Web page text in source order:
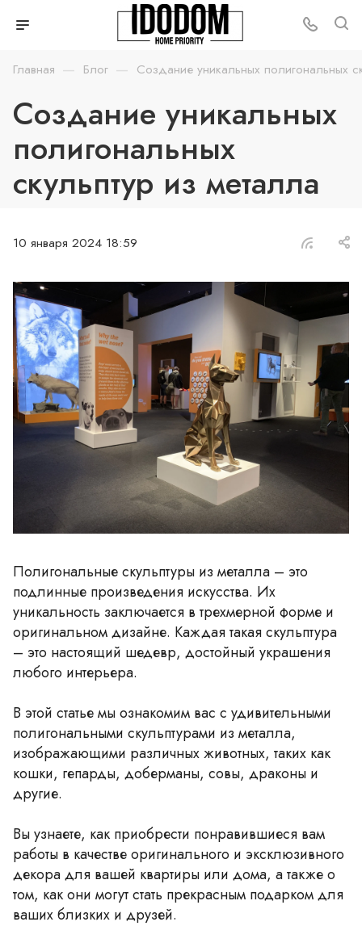
Главная — Блог — Создание уникальных полигональных
Создание уникальных
полигональных
скульптур из металла
10 января 2024 18:59
Полигональные скульптуры из металла – это
подлинные произведения искусства. Их
уникальность заключается в трехмерной форме и
оригинальном дизайне. Каждая такая скульптура
– это настоящий шедевр, достойный украшения
любого интерьера.
В этой статье мы ознакомим вас с удивительными
полигональными скульптурами из металла,
изображающими различных животных, таких как
кошки, гепарды, доберманы, совы, драконы и
другие.
Вы узнаете, как приобрести понравившиеся вам
работы в качестве оригинального и эксклюзивного
декора для вашей квартиры или дома, а также о
том, как они могут стать прекрасным подарком для
ваших близких и друзей.